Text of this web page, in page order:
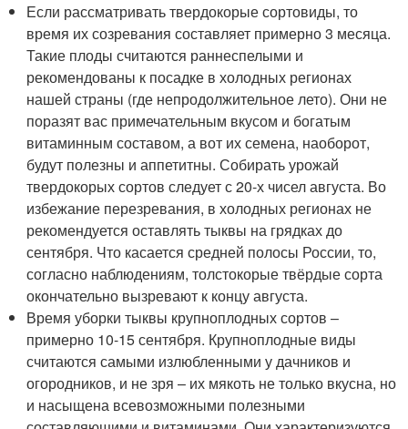
Если рассматривать твердокорые сортовиды, то
время их созревания составляет примерно 3 месяца.
Такие плоды считаются раннеспелыми и
рекомендованы к посадке в холодных регионах
нашей страны (где непродолжительное лето). Они не
поразят вас примечательным вкусом и богатым
витаминным составом, а вот их семена, наоборот,
будут полезны и аппетитны. Собирать урожай
твердокорых сортов следует с 20-х чисел августа. Во
избежание перезревания, в холодных регионах не
рекомендуется оставлять тыквы на грядках до
сентября. Что касается средней полосы России, то,
согласно наблюдениям, толстокорые твёрдые сорта
окончательно вызревают к концу августа.
Время уборки тыквы крупноплодных сортов –
примерно 10-15 сентября. Крупноплодные виды
считаются самыми излюбленными у дачников и
огородников, и не зря – их мякоть не только вкусна, но
и насыщена всевозможными полезными